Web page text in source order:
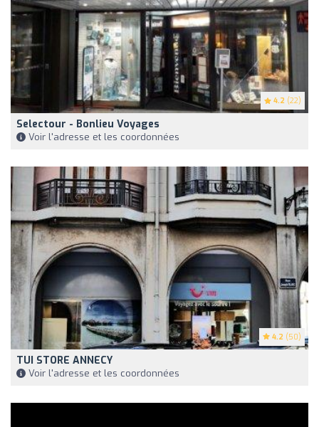
4.2 (22)
Selectour - Bonlieu Voyages
Voir l'adresse et les coordonnées
4.2 (50)
TUI STORE ANNECY
Voir l'adresse et les coordonnées